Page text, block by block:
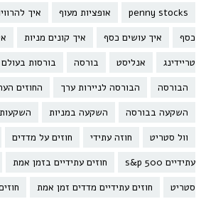
penny stocks אופציות מעוף איך
כסף
איך עושים כסף איך קונים מניות
טריידינג
אנליסט בורסה בורסות בעולם
הבורסה
הבורסה לניירות ערך החוזים
השקעה בבורסה
השקעה במניות השקעות
וול סטריט
חוזה עתידי חוזים על מדדים
עתידיים s&p 500
חוזים עתידיים בזמן אמת
סטריט
חוזים עתידיים מדדים זמן אמת